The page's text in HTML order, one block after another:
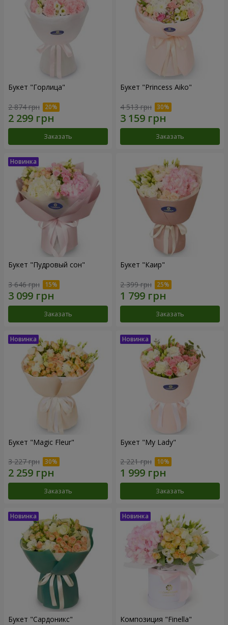
Букет "Горлица"
2 874 грн
Заказать
Букет "Princess Aiko"
4 513 грн
Заказать
Букет "Пудровый сон"
3 646 грн
Заказать
Букет "Каир"
2 399 грн
Заказать
Букет "Magic Fleur"
3 227 грн
Заказать
Букет "My Lady"
2 221 грн
Заказать
Букет "Сардоникс" Композиция "Finella"